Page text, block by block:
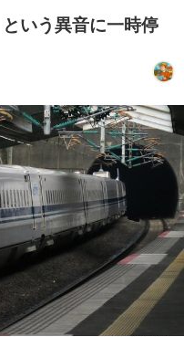
いう異音に一時停